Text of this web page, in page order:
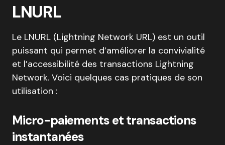
LNURL
Le LNURL (Lightning Network URL) est un outil
puissant qui permet d’améliorer la convivialité
et l’accessibilité des transactions Lightning
Network. Voici quelques cas pratiques de son
utilisation :
Micro-paiements et transactions
instantanées